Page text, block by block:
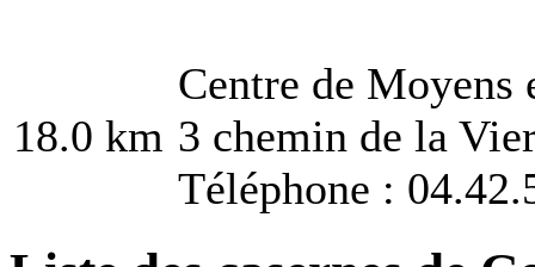
18.0 km
Centre de Moyens
3 chemin de la
Téléphone :